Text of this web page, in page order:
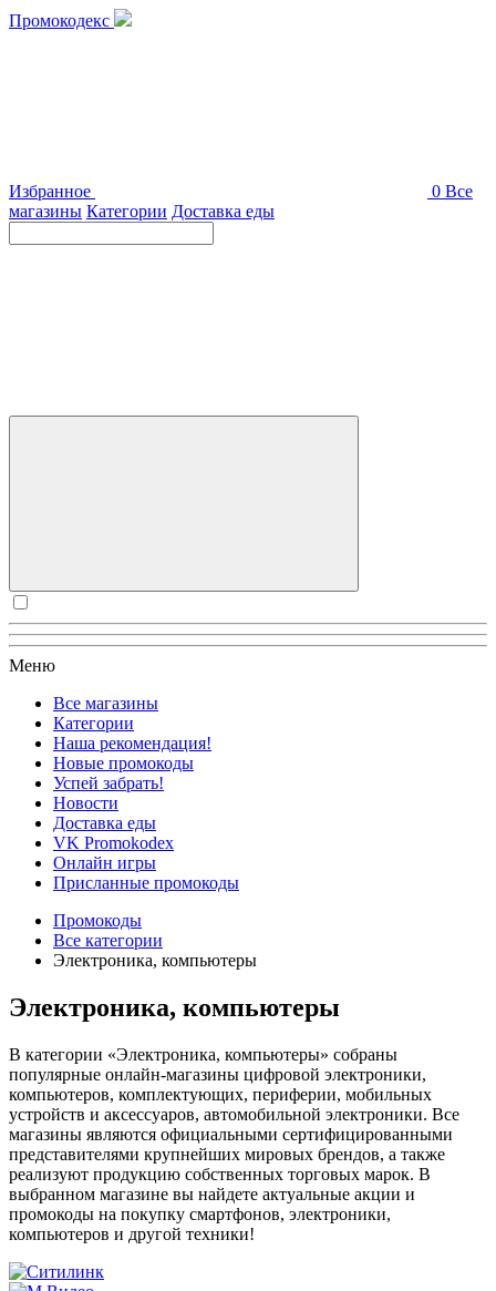
Промокодекс
Избранное 0 Все
магазины Категории Доставка еды
Меню
Все магазины
Категории
Наша рекомендация!
Новые промокоды
Успей забрать!
Новости
Доставка еды
VK Promokodex
Онлайн игры
Присланные промокоды
Промокоды
Все категории
Электроника, компьютеры
Электроника, компьютеры
В категории «Электроника, компьютеры» собраны
популярные онлайн-магазины цифровой электроники,
компьютеров, комплектующих, периферии, мобильных
устройств и аксессуаров, автомобильной электроники. Все
магазины являются официальными сертифицированными
представителями крупнейших мировых брендов, а также
реализуют продукцию собственных торговых марок. В
выбранном магазине вы найдете актуальные акции и
промокоды на покупку смартфонов, электроники,
компьютеров и другой техники!